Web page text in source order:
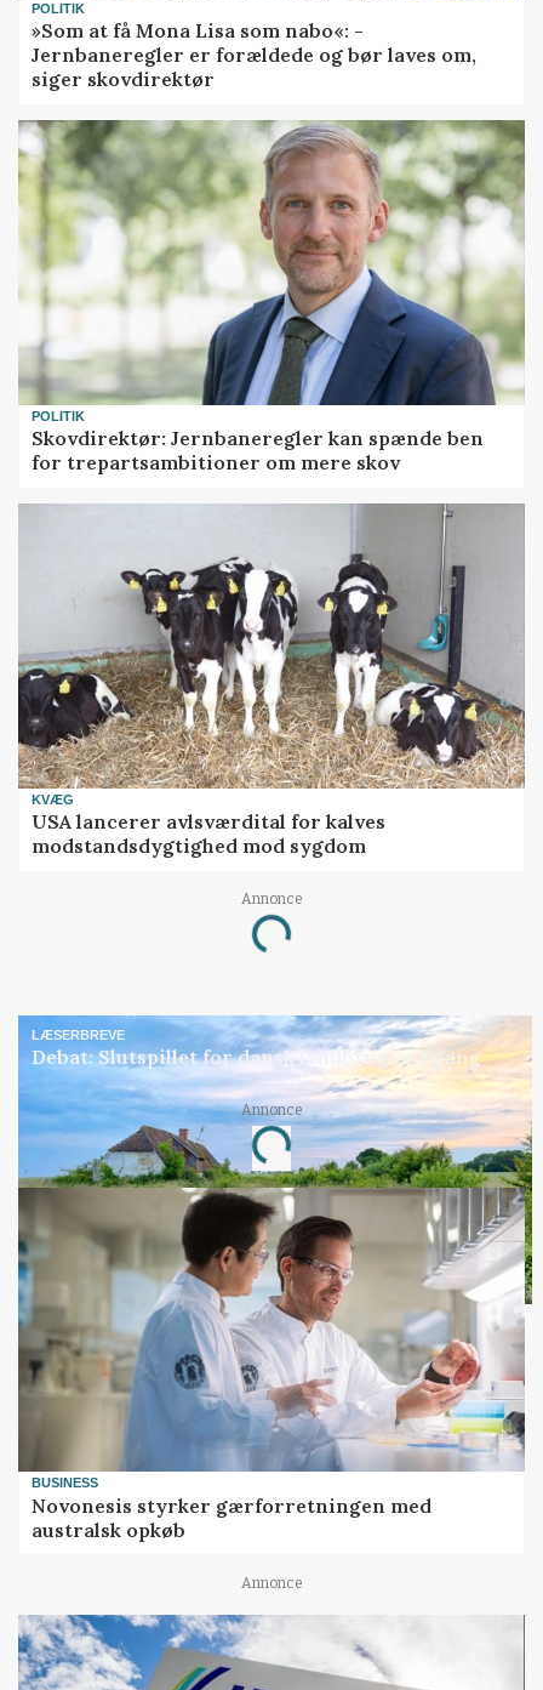
POLITIK
»Som at få Mona Lisa som nabo«: -
Jernbaneregler er forældede og bør laves om,
siger skovdirektør
POLITIK
Skovdirektør: Jernbaneregler kan spænde ben
for trepartsambitioner om mere skov
KVÆG
USA lancerer avlsværdital for kalves
modstandsdygtighed mod sygdom
Annonce
Loading...
LÆSERBREVE
Debat: Slutspillet for dansk landbrug er i gang
Annonce
Loading...
BUSINESS
Novonesis styrker gærforretningen med
australsk opkøb
Annonce